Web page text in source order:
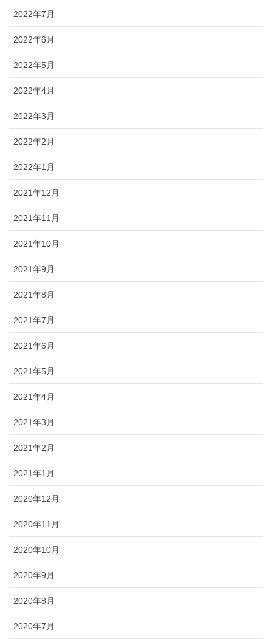
2022年7月
2022年6月
2022年5月
2022年4月
2022年3月
2022年2月
2022年1月
2021年12月
2021年11月
2021年10月
2021年9月
2021年8月
2021年7月
2021年6月
2021年5月
2021年4月
2021年3月
2021年2月
2021年1月
2020年12月
2020年11月
2020年10月
2020年9月
2020年8月
2020年7月